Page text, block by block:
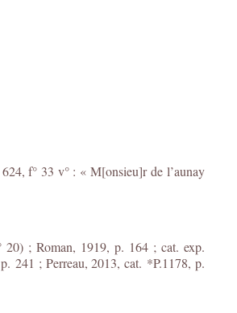
f° 33 v° : « M[onsieu]r de l’aunay
; Roman, 1919, p. 164 ; cat. exp.
241 ; Perreau, 2013, cat. *P.1178, p.